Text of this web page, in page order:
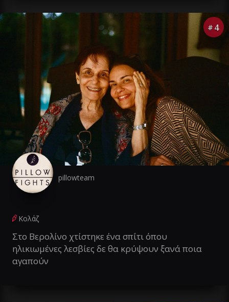
# 4
pillowteam
Κολάζ
Στο Βερολίνο χτίστηκε ένα σπίτι όπου
ηλικιωμένες λεσβίες δε θα κρύψουν ξανά ποια
αγαπούν